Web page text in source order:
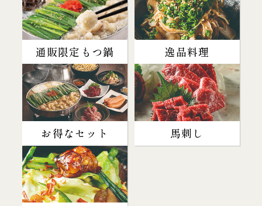
通販限定もつ鍋 逸品料理
お得なセット 馬刺し